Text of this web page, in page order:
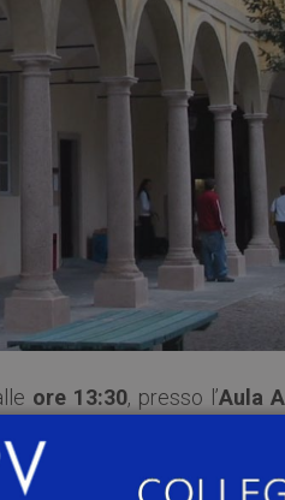
ore 13:30, presso l’Aula